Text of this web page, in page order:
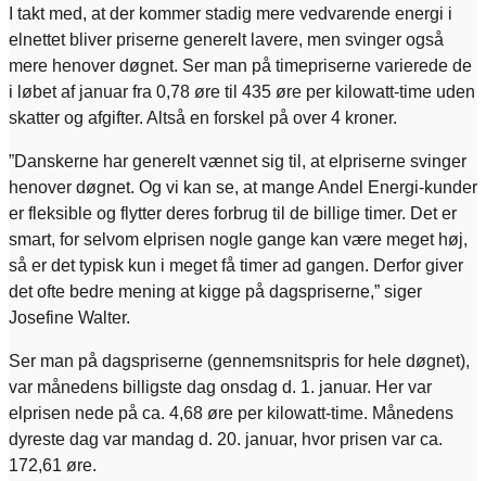
I takt med, at der kommer stadig mere vedvarende energi i
elnettet bliver priserne generelt lavere, men svinger også
mere henover døgnet. Ser man på timepriserne varierede de
i løbet af januar fra 0,78 øre til 435 øre per kilowatt-time uden
skatter og afgifter. Altså en forskel på over 4 kroner.
”Danskerne har generelt vænnet sig til, at elpriserne svinger
henover døgnet. Og vi kan se, at mange Andel Energi-kunder
er fleksible og flytter deres forbrug til de billige timer. Det er
smart, for selvom elprisen nogle gange kan være meget høj,
så er det typisk kun i meget få timer ad gangen. Derfor giver
det ofte bedre mening at kigge på dagspriserne,” siger
Josefine Walter.
Ser man på dagspriserne (gennemsnitspris for hele døgnet),
var månedens billigste dag onsdag d. 1. januar. Her var
elprisen nede på ca. 4,68 øre per kilowatt-time. Månedens
dyreste dag var mandag d. 20. januar, hvor prisen var ca.
172,61 øre.